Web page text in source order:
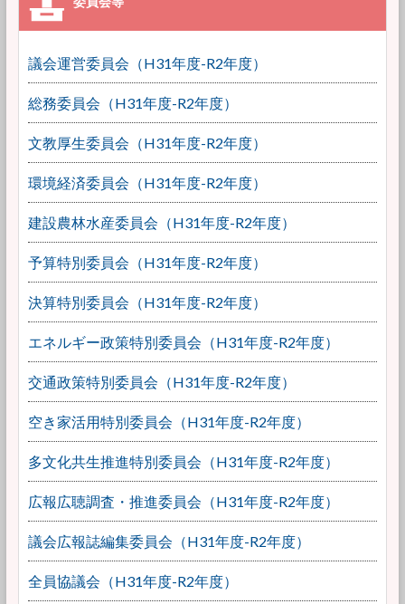
議会運営委員会（H31年度-R2年度）
総務委員会（H31年度-R2年度）
文教厚生委員会（H31年度-R2年度）
環境経済委員会（H31年度-R2年度）
建設農林水産委員会（H31年度-R2年度）
予算特別委員会（H31年度-R2年度）
決算特別委員会（H31年度-R2年度）
エネルギー政策特別委員会（H31年度-R2年度）
交通政策特別委員会（H31年度-R2年度）
空き家活用特別委員会（H31年度-R2年度）
多文化共生推進特別委員会（H31年度-R2年度）
広報広聴調査・推進委員会（H31年度-R2年度）
議会広報誌編集委員会（H31年度-R2年度）
全員協議会（H31年度-R2年度）